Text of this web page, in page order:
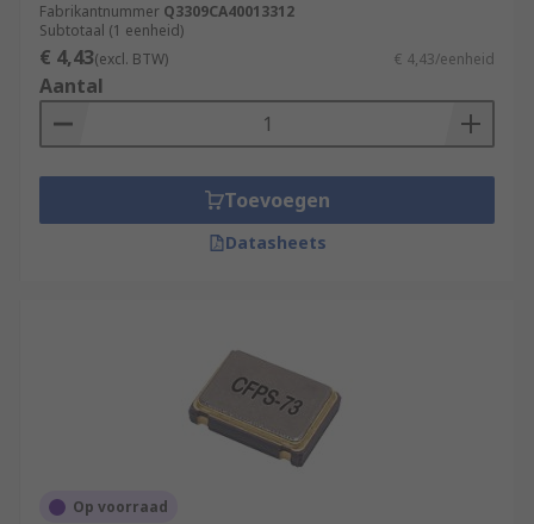
Fabrikantnummer Q3309CA40013312
Subtotaal (1 eenheid)
€ 4,43(excl. BTW) € 4,43/eenheid
Aantal
Toevoegen
Datasheets
Op voorraad